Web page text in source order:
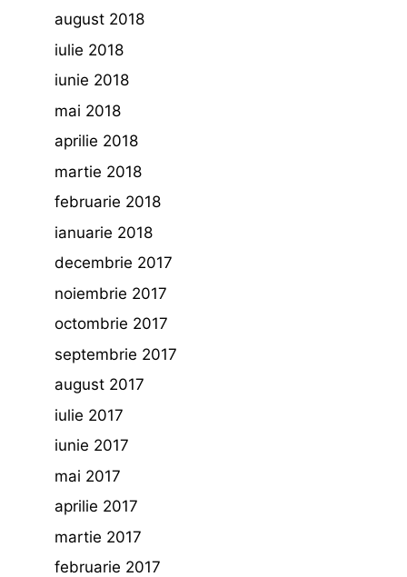
august 2018
iulie 2018
iunie 2018
mai 2018
aprilie 2018
martie 2018
februarie 2018
ianuarie 2018
decembrie 2017
noiembrie 2017
octombrie 2017
septembrie 2017
august 2017
iulie 2017
iunie 2017
mai 2017
aprilie 2017
martie 2017
februarie 2017